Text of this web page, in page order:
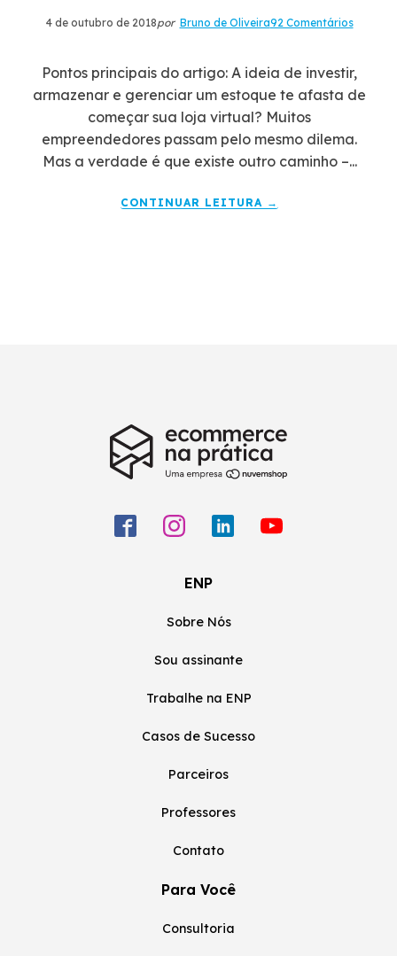
4 de outubro de 2018por Bruno de Oliveira92 Comentários
Pontos principais do artigo: A ideia de investir,
armazenar e gerenciar um estoque te afasta de
começar sua loja virtual? Muitos
empreendedores passam pelo mesmo dilema.
Mas a verdade é que existe outro caminho –...
CONTINUAR LEITURA →
ENP
Sobre Nós
Sou assinante
Trabalhe na ENP
Casos de Sucesso
Parceiros
Professores
Contato
Para Você
Consultoria